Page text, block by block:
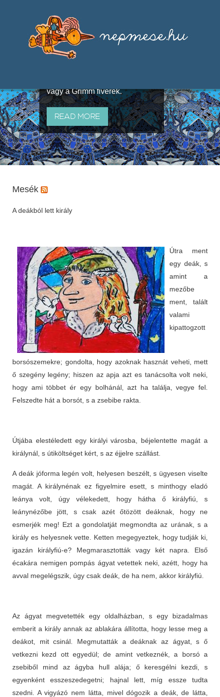
útján terjedő elbeszélésekből,
melyeket olyan ismert gyűjtők
állítottak össze, mint Benedek
vagy a Grimm fivérek.
READ MORE
Mesék
A deákból lett király
Útra ment
egy deák, s
amint a
mezőbe
ment, talált
valami
kipattogzott
borsószemekre; gondolta, hogy azoknak hasznát veheti, mett
ő szegény legény; hiszen az apja azt es tanácsolta volt neki,
hogy ami többet ér egy bolhánál, azt ha találja, vegye fel.
Felszedte hát a borsót, s a zsebibe rakta.
Útjába elestéledett egy királyi városba, béjelentette magát a
királynál, s útiköltséget kért, s az éjjelre szállást.
A deák jóforma legén volt, helyesen beszélt, s ügyesen viselte
magát. A királynénak ez figyelmire esett, s minthogy eladó
leánya volt, úgy vélekedett, hogy hátha ő királyfiú, s
leánynézőbe jött, s csak azét őtözött deáknak, hogy ne
esmerjék meg! Ezt a gondolatját megmondta az urának, s a
király es helyesnek vette. Ketten megegyeztek, hogy tudják ki,
igazán királyfiú-e? Megmarasztották vagy két napra. Első
écakára nemigen pompás ágyat vetettek neki, azétt, hogy ha
avval megelégszik, úgy csak deák, de ha nem, akkor királyfiú.
Az ágyat megvetették egy oldalházban, s egy bizadalmas
emberit a király annak az ablakára állította, hogy lesse meg a
deákot, mit csinál. Megmutatták a deáknak az ágyat, s ő
vetkezni kezd ott egyedül; de amint vetkeznék, a borsó a
zsebiből mind az ágyba hull alája; ő keresgélni kezdi, s
egyenként esszeszedegetni; hajnal lett, míg essze tudta
szedni. A vigyázó nem látta, mivel dógozik a deák, de látta,